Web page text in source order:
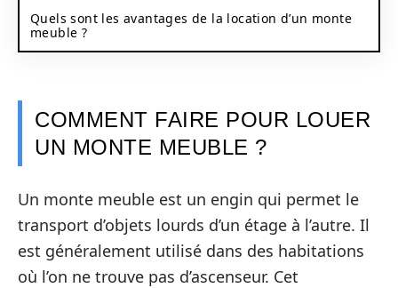
Quels sont les avantages de la location d’un monte
meuble ?
COMMENT FAIRE POUR LOUER
UN MONTE MEUBLE ?
Un monte meuble est un engin qui permet le
transport d’objets lourds d’un étage à l’autre. Il
est généralement utilisé dans des habitations
où l’on ne trouve pas d’ascenseur. Cet